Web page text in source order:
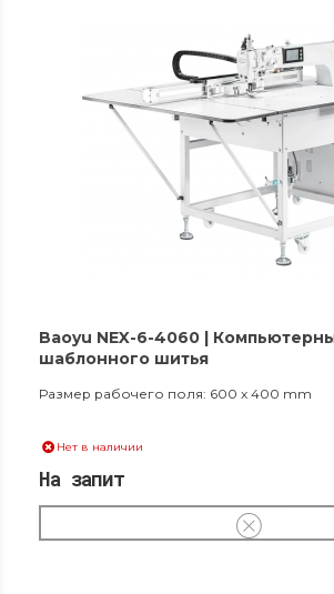
Baoyu NEX-6-4060 |
шаблонного шитья
Размер рабочего поля: 600 x 400 mm
Нет в наличии
На запит